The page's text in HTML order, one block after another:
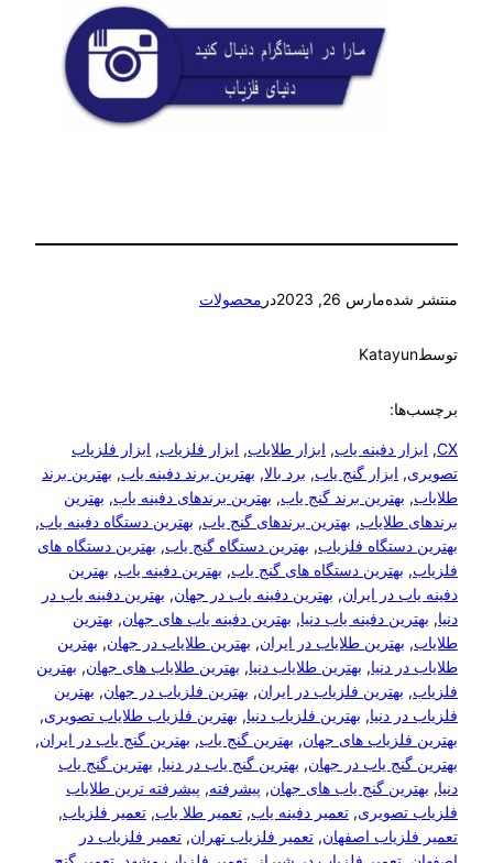
منتشر شدهمارس 26, 2023 درمحصولات
توسطKatayun
برچسب‌ها:
CX
, ابزار دفینه یاب, ابزار طلایاب, ابزار فلزیاب, ابزار فلزیاب
تصویری, ابزار گنج یاب, برد بالا , بهترین برند دفینه یاب, بهترین برند
طلایاب, بهترین برند گنج یاب, بهترین برندهای دفینه یاب, بهترین
برندهای طلایاب, بهترین برندهای گنج یاب, بهترین دستگاه دفینه یاب,
بهترین دستگاه فلزیاب, بهترین دستگاه گنج یاب, بهترین دستگاه های
فلزیاب, بهترین دستگاه های گنج یاب, بهترین دفینه یاب, بهترین
دفینه یاب در ایران , بهترین دفینه یاب در جهان, بهترین دفینه یاب در
دنیا, بهترین دفینه یاب دنیا, بهترین دفینه یاب های جهان, بهترین
طلایاب, بهترین طلایاب در ایران , بهترین طلایاب در جهان, بهترین
طلایاب در دنیا, بهترین طلایاب دنیا, بهترین طلایاب های جهان, بهترین
فلزیاب, بهترین فلزیاب در ایران , بهترین فلزیاب در جهان, بهترین
فلزیاب در دنیا, بهترین فلزیاب دنیا, بهترین فلزیاب طلایاب تصویری,
بهترین فلزیاب های جهان, بهترین گنج یاب, بهترین گنج یاب در ایران ,
بهترین گنج یاب در جهان, بهترین گنج یاب در دنیا, بهترین گنج یاب
دنیا, بهترین گنج یاب های جهان, پیشرفته, پیشرفته ترین طلایاب
فلزیاب تصویری, تعمیر دفینه یاب, تعمیر طلا یاب, تعمیر فلزیاب,
تعمیر فلزیاب اصفهان, تعمیر فلزیاب تهران , تعمیر فلزیاب در